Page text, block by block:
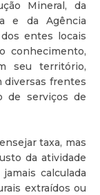
Mineral, da
e da Agência
entes locais
conhecimento,
seu território,
diversas frentes
de serviços de
taxa, mas
da atividade
calculada
extraídos ou